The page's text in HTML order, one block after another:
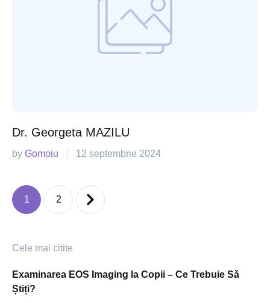
Dr. Georgeta MAZILU
by Gomoiu 12 septembrie 2024
1 2
Cele mai citite
Examinarea EOS Imaging la Copii – Ce Trebuie Să
Știți?